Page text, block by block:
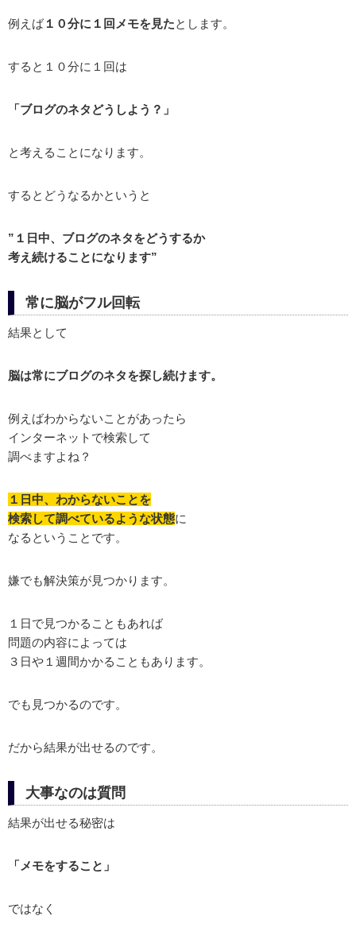
例えば１０分に１回メモを見たとします。
すると１０分に１回は
「ブログのネタどうしよう？」
と考えることになります。
するとどうなるかというと
”１日中、ブログのネタをどうするか
考え続けることになります”
常に脳がフル回転
結果として
脳は常にブログのネタを探し続けます。
例えばわからないことがあったら
インターネットで検索して
調べますよね？
１日中、わからないことを
検索して調べているような状態に
なるということです。
嫌でも解決策が見つかります。
１日で見つかることもあれば
問題の内容によっては
３日や１週間かかることもあります。
でも見つかるのです。
だから結果が出せるのです。
大事なのは質問
結果が出せる秘密は
「メモをすること」
ではなく